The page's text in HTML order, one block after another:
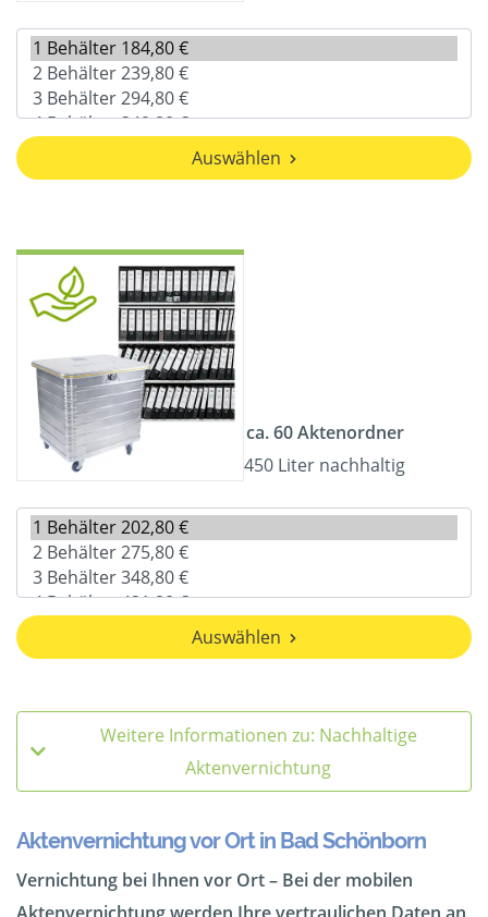
Auswählen
ca. 60 Aktenordner
450 Liter nachhaltig
Auswählen
Weitere Informationen zu: Nachhaltige
Aktenvernichtung
Aktenvernichtung vor Ort in Bad Schönborn
Vernichtung bei Ihnen vor Ort – Bei der mobilen